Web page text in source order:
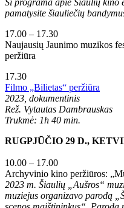
pamatysite šiauliečių
17.00 – 17.30
Naujausių Jaunimo muzikos
peržiūra
17.30
Filmo „Bilietas“ peržiūra
2023, dokumentinis
Rež. Vytautas Dambrauskas
Trukmė: 1h 40 min.
RUGPJŪČIO 29 D.,
10.00 – 17.00
Archyvinio kino peržiūros:
2023 m. Šiaulių „Aušros“
muziejus organizavo parodą